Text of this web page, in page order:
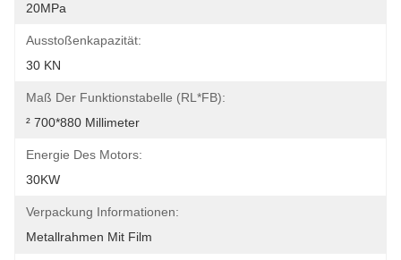
20MPa
Ausstoßenkapazität:
30 KN
Maß Der Funktionstabelle (RL*FB):
² 700*880 Millimeter
Energie Des Motors:
30KW
Verpackung Informationen:
Metallrahmen Mit Film